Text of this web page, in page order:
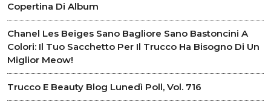
Copertina Di Album
Chanel Les Beiges Sano Bagliore Sano Bastoncini A
Colori: Il Tuo Sacchetto Per Il Trucco Ha Bisogno Di Un
Miglior Meow!
Trucco E Beauty Blog Lunedì Poll, Vol. 716